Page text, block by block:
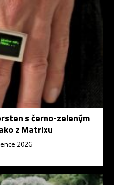
s černo-zeleným
z Matrixu
2026